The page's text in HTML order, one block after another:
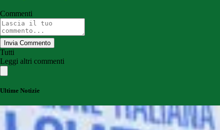
Commenti
Invia Commento
Tutti
Leggi altri commenti
Ultime Notizie